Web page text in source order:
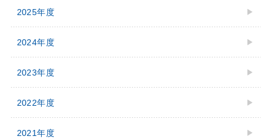
2025年度
2024年度
2023年度
2022年度
2021年度